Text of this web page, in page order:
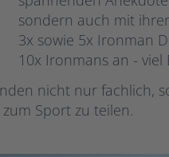
sondern auch mit
3x sowie 5x Ironman
10x Ironmans an -
nicht nur
Sport zu teilen.